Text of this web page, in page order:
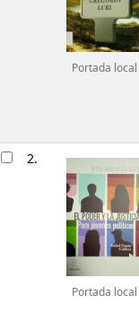
Portada local
2.
Portada local